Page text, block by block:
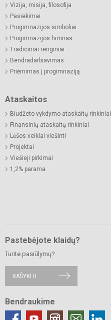
Vizija, misija, filosofija
Pasiekimai
Progimnazijos simboliai
Progimnazijos himnas
Tradiciniai renginiai
Bendradarbiavimas
Priėmimas į progimnaziją
Ataskaitos
Biudžeto vykdymo ataskaitų rinkiniai
Finansinių ataskaitų rinkiniai
Lėšos veiklai viešinti
Projektai
Viešieji pirkimai
1,2% parama
Pastebėjote klaidų?
Turite pasiūlymų?
RAŠYKITE
Bendraukime